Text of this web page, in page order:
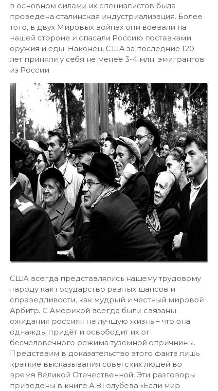
в основном силами их специалистов была
проведена сталинская индустриализация. Более
того, в двух Мировых войнах они воевали на
нашей стороне и спасали Россию поставками
оружия и еды. Наконец, США за последние 120
лет приняли у себя не менее 3-4 млн. эмигрантов
из России.
США всегда представлялись нашему трудовому
народу как государство равных шансов и
справедливости, как мудрый и честный мировой
Арбитр. С Америкой всегда были связаны
ожидания россиян на лучшую жизнь – что она
однажды придёт и освободит их от
бесчеловечного режима туземной опричнины.
Представим в доказательство этого факта лишь
краткие высказывания советских людей во
время Великой Отечественной. Эти разговоры
приведены в книге А.В.Голубева «Если мир